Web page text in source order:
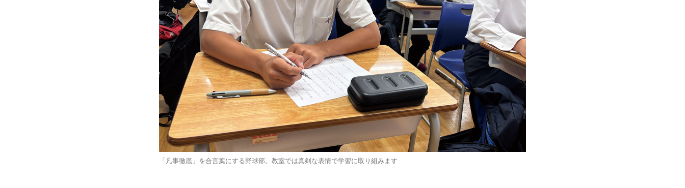
「凡事徹底」を合言葉にする野球部。教室では真剣な表情で学習に取り組みます